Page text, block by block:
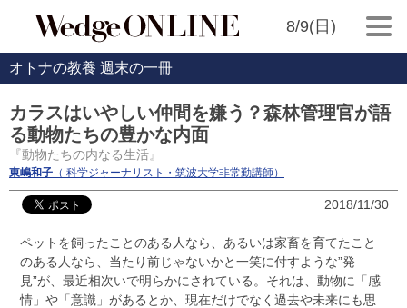
8/9(日)
オトナの教養 週末の一冊
カラスはいやしい仲間を嫌う？森林管理官が語
る動物たちの豊かな内面
『動物たちの内なる生活』
東嶋和子 （ 科学ジャーナリスト・筑波大学非常勤講師）
2018/11/30
ペットを飼ったことのある人なら、あるいは家畜を育てたこと
のある人なら、当たり前じゃないかと一笑に付すような”発
見”が、最近相次いで明らかにされている。それは、動物に「感
情」や「意識」があるとか、現在だけでなく過去や未来にも思